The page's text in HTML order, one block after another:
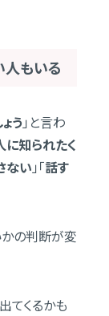
人もいる
う 」と言わ
知られたく
ない 」「話す
の判断が変
てくるかも